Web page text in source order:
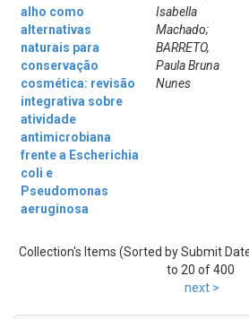
alho como
alternativas
naturais para
conservação
cosmética: revisão
integrativa sobre
atividade
antimicrobiana
frente a Escherichia
coli e
Pseudomonas
aeruginosa
Isabella
Machado;
BARRETO,
Paula Bruna
Nunes
Collection's Items (Sorted by Submit
to 20 of 400
next >